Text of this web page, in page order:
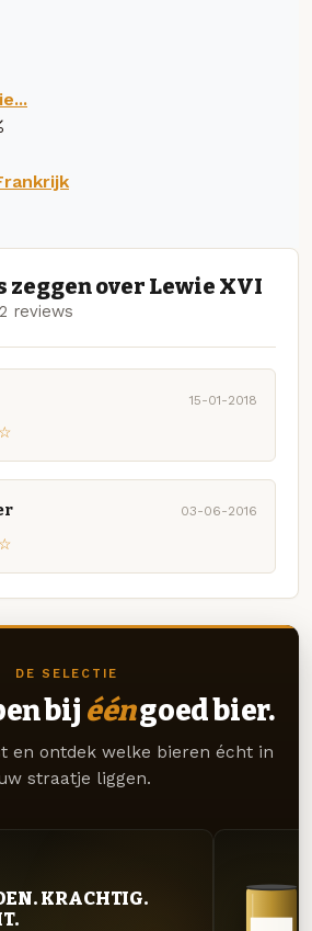
over Lewie XVI
reviews
15-01-2018
03-06-2016
DE SELECTIE
bij ééngoed bier.
en ontdek welke bieren écht in
straatje liggen.
KRACHTIG.